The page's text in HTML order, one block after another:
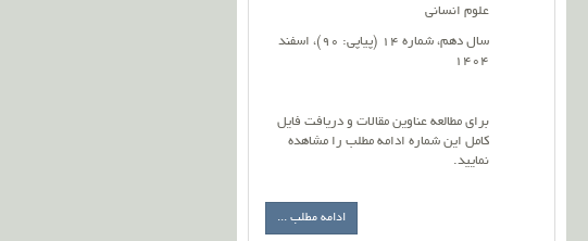
علوم انسانی
سال دهم، شماره 14 (پیاپی: 90)، اسفند
1404
برای مطالعه عناوین مقالات و دریافت فایل
کامل این شماره ادامه مطلب را مشاهده
نمایید.
ادامه مطلب ...